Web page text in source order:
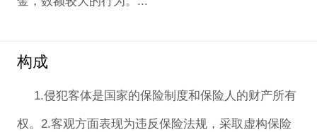
构成
1.侵犯客体是国家的保险制度和保险人的财产所有
权。2.客观方面表现为违反保险法规，采取虚构保险